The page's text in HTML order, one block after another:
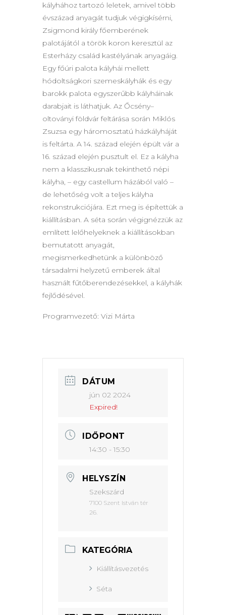
kályhához tartozó leletek, amivel több
évszázad anyagát tudjuk végigkísérni,
Zsigmond király főemberének
palotájától a török koron keresztül az
Esterházy család kastélyának anyagáig.
Egy főúri palota kályhái mellett
hódoltságkori szemeskályhák és egy
barokk palota egyszerűbb kályháinak
darabjait is láthatjuk. Az Őcsény–
oltoványi földvár feltárása során Miklós
Zsuzsa egy háromosztatú házkályháját
is feltárta. A 14. század elején épült vár a
16. század elején pusztult el. Ez a kályha
nem a klasszikusnak tekinthető népi
kályha, – egy castellum házából való –
de lehetőség volt a teljes kályha
rekonstrukciójára. Ezt meg is építettük a
kiállításban. A séta során végignézzük az
említett lelőhelyeknek a kiállításokban
bemutatott anyagát,
megismerkedhetünk a különböző
társadalmi helyzetű emberek által
használt fűtőberendezésekkel, a kályhák
fejlődésével.
Programvezető: Vizi Márta
DÁTUM
jún 02 2024
Expired!
IDŐPONT
14:30 - 15:30
HELYSZÍN
Szekszárd
7100 Szent István tér
26.
KATEGÓRIA
Kiállításvezetés
Séta